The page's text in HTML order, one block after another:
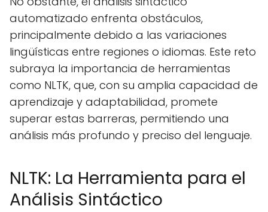
automatizado enfrenta obstáculos,
principalmente debido a las variaciones
lingüísticas entre regiones o idiomas. Este reto
subraya la importancia de herramientas
como NLTK, que, con su amplia capacidad de
aprendizaje y adaptabilidad, promete
superar estas barreras, permitiendo una
análisis más profundo y preciso del lenguaje.
NLTK: La Herramienta para el
Análisis Sintáctico